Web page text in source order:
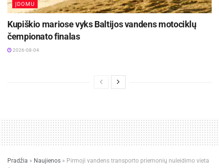
ĮDOMU
Kupiškio mariose vyks Baltijos vandens motociklų
čempionato finalas
2026-08-04
Pradžia » Naujienos » Pirmoji vandens transporto priemonių nuleidimo vieta